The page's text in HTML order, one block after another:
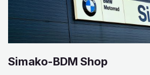
Simako-BDM Shop